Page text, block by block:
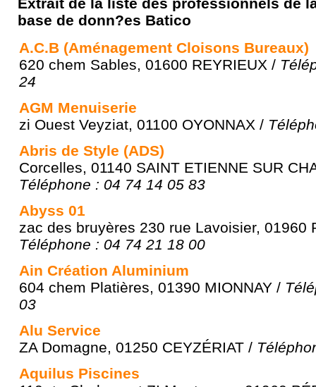
base de donn?es Batico
A.C.B (Aménagement Cloisons Bureaux)
620 chem Sables, 01600 REYRIEUX /
24
AGM Menuiserie
zi Ouest Veyziat, 01100 OYONNAX /
Abris de Style (ADS)
Corcelles, 01140 SAINT ETIENNE SUR
Téléphone : 04 74 14 05 83
Abyss 01
zac des bruyères 230 rue Lavoisier, 01960
Téléphone : 04 74 21 18 00
Ain Création Aluminium
604 chem Platières, 01390 MIONNAY /
03
Alu Service
ZA Domagne, 01250 CEYZÉRIAT /
Aquilus Piscines